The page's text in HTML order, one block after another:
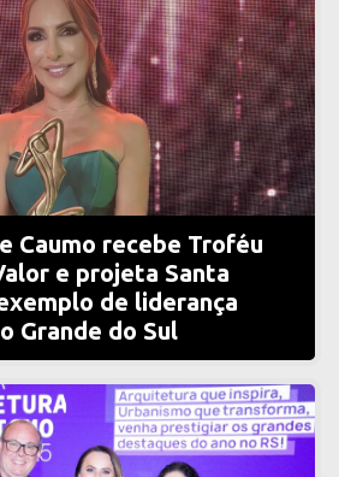
Caumo recebe Troféu
e projeta Santa
de liderança
Grande do Sul